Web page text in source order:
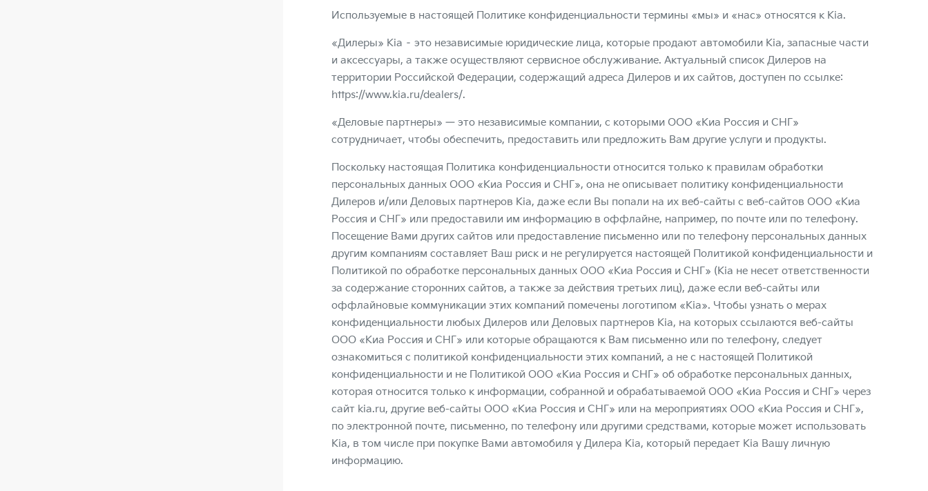
Используемые в настоящей Политике конфиденциальности термины «мы» и «нас» относятся к Kia.
«Дилеры» Kia – это независимые юридические лица, которые продают автомобили Kia, запасные части
и аксессуары, а также осуществляют сервисное обслуживание. Актуальный список Дилеров на
территории Российской Федерации, содержащий адреса Дилеров и их сайтов, доступен по ссылке:
https://www.kia.ru/dealers/.
«Деловые партнеры» — это независимые компании, с которыми ООО «Киа Россия и СНГ»
сотрудничает, чтобы обеспечить, предоставить или предложить Вам другие услуги и продукты.
Поскольку настоящая Политика конфиденциальности относится только к правилам обработки
персональных данных ООО «Киа Россия и СНГ», она не описывает политику конфиденциальности
Дилеров и/или Деловых партнеров Kia, даже если Вы попали на их веб-сайты с веб-сайтов ООО «Киа
Россия и СНГ» или предоставили им информацию в оффлайне, например, по почте или по телефону.
Посещение Вами других сайтов или предоставление письменно или по телефону персональных данных
другим компаниям составляет Ваш риск и не регулируется настоящей Политикой конфиденциальности и
Политикой по обработке персональных данных ООО «Киа Россия и СНГ» (Kia не несет ответственности
за содержание сторонних сайтов, а также за действия третьих лиц), даже если веб-сайты или
оффлайновые коммуникации этих компаний помечены логотипом «Kia». Чтобы узнать о мерах
конфиденциальности любых Дилеров или Деловых партнеров Kia, на которых ссылаются веб-сайты
ООО «Киа Россия и СНГ» или которые обращаются к Вам письменно или по телефону, следует
ознакомиться с политикой конфиденциальности этих компаний, а не с настоящей Политикой
конфиденциальности и не Политикой ООО «Киа Россия и СНГ» об обработке персональных данных,
которая относится только к информации, собранной и обрабатываемой ООО «Киа Россия и СНГ» через
сайт kia.ru, другие веб-сайты ООО «Киа Россия и СНГ» или на мероприятиях ООО «Киа Россия и СНГ»,
по электронной почте, письменно, по телефону или другими средствами, которые может использовать
Kia, в том числе при покупке Вами автомобиля у Дилера Kia, который передает Kia Вашу личную
информацию.